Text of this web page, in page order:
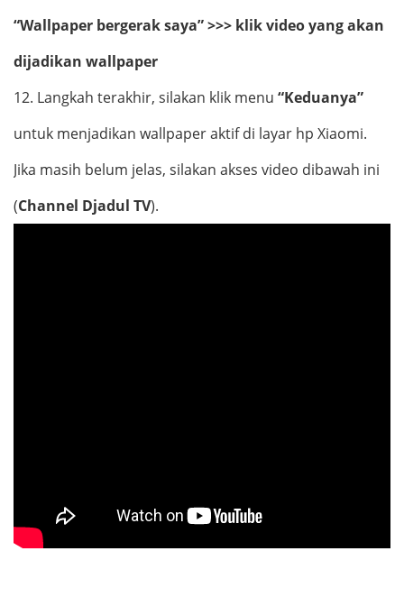
“Wallpaper bergerak saya” >>> klik video yang akan
dijadikan wallpaper
12. Langkah terakhir, silakan klik menu “Keduanya”
untuk menjadikan wallpaper aktif di layar hp Xiaomi.
Jika masih belum jelas, silakan akses video dibawah ini
(Channel Djadul TV).